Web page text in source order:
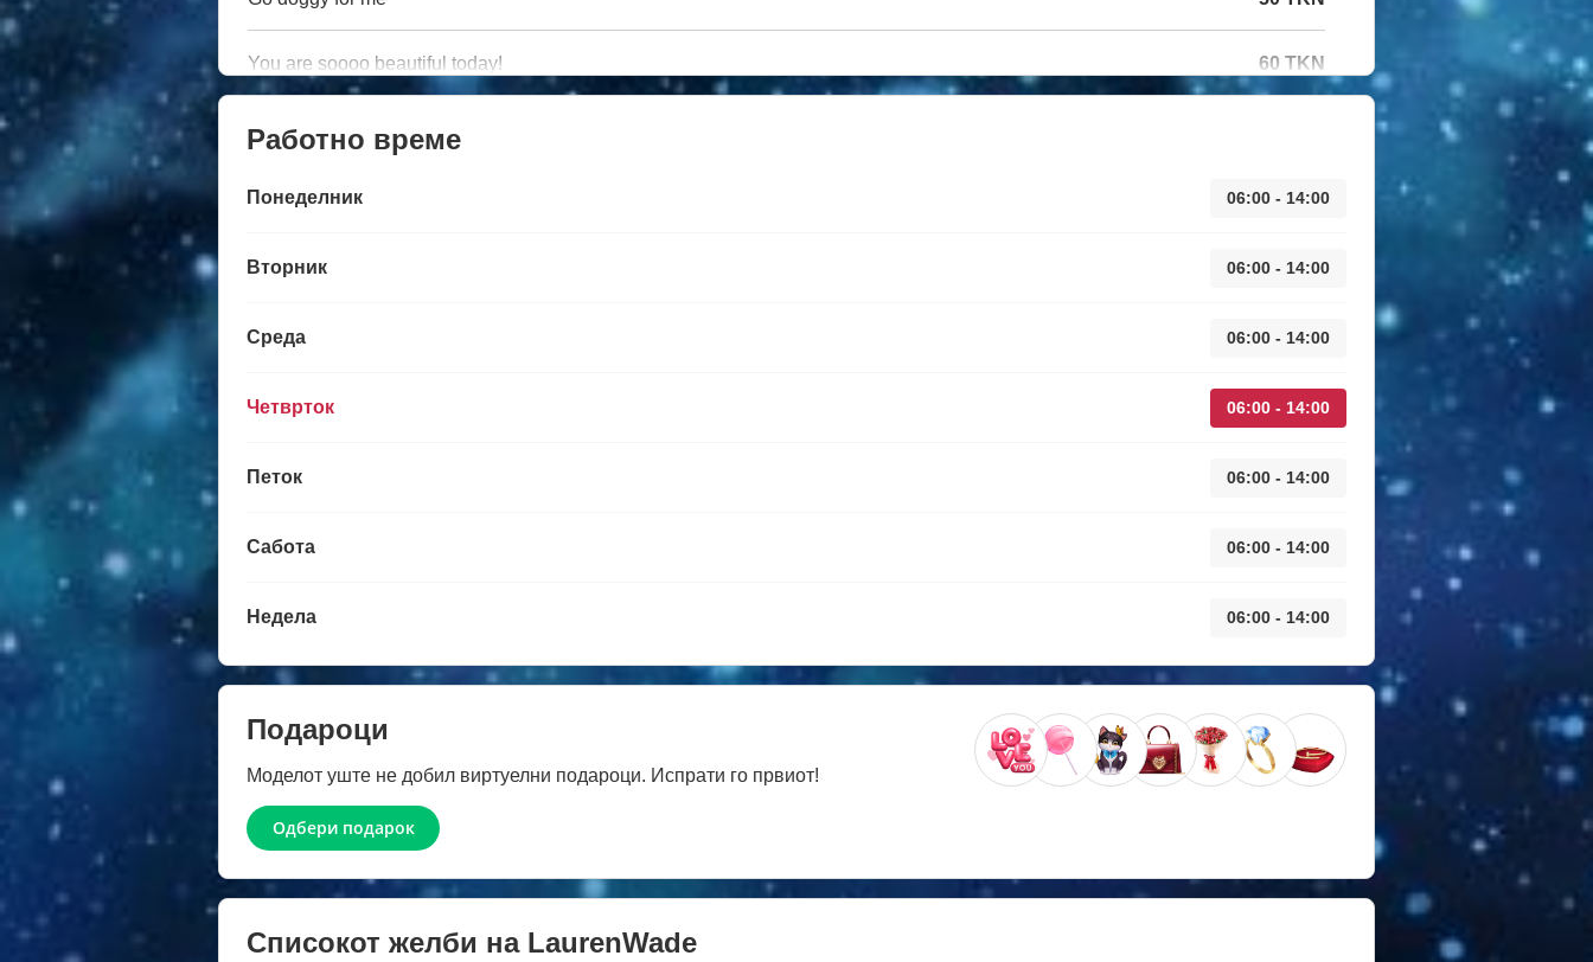
You are soooo beautiful today! 60 TKN
Работно време
Понеделник 06:00 - 14:00
Вторник 06:00 - 14:00
Среда 06:00 - 14:00
Четврток 06:00 - 14:00
Петок 06:00 - 14:00
Сабота 06:00 - 14:00
Недела 06:00 - 14:00
Подароци
Моделот уште не добил виртуелни подароци. Испрати го првиот!
Одбери подарок
Списокот желби на LaurenWade